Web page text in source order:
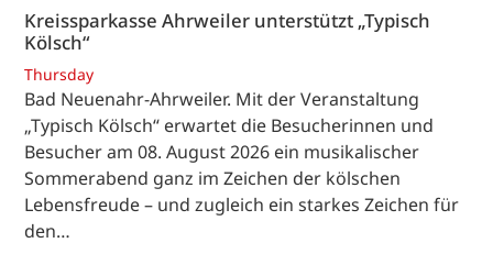
Kreissparkasse Ahrweiler unterstützt „Typisch
Kölsch“
Thursday
Bad Neuenahr-Ahrweiler. Mit der Veranstaltung
„Typisch Kölsch“ erwartet die Besucherinnen und
Besucher am 08. August 2026 ein musikalischer
Sommerabend ganz im Zeichen der kölschen
Lebensfreude – und zugleich ein starkes Zeichen für
den…